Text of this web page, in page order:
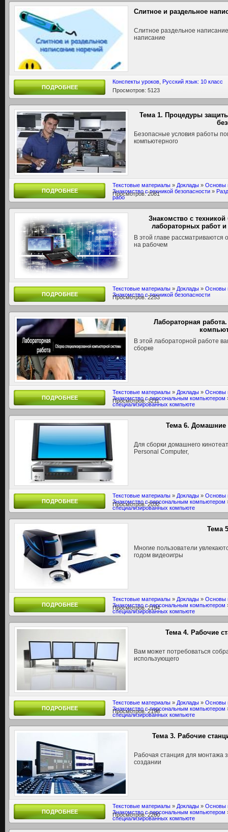
Слитное и раздельное
Слитное раздельное
написание
ПОДРОБНЕЕ
Конспекты уроков Русский язык: 10 класс
Просмотров: 5123
Тема 1. Процедуры
Безопасные условия работы
компьютерного
ПОДРОБНЕЕ
Текстовые материалы » Доклады » Основы
Знакомство с техникой безопасности »
рабо
Просмотров: 2081
Знакомство с
лабораторных работ
В этой главе
на рабочем
ПОДРОБНЕЕ
Текстовые материалы » Доклады » Основы
Знакомство с техникой безопасности
Просмотров: 2253
Лабораторная
В этой лабораторной работе
сборке
ПОДРОБНЕЕ
Текстовые материалы » Доклады » Основы
Знакомство с персональным компьютером
специализированных компьюте
Просмотров: 3211
Тема 6. Домашние
Для сборки домашнего
Personal Computer,
ПОДРОБНЕЕ
Текстовые материалы » Доклады » Основы
Знакомство с персональным компьютером
специализированных компьюте
Просмотров: 2032
Тема
Многие пользователи
годом видеоигры
ПОДРОБНЕЕ
Текстовые материалы » Доклады » Основы
Знакомство с персональным компьютером
специализированных компьюте
Просмотров: 2194
Тема 4. Рабочие
Вам может потребоваться
использующего
ПОДРОБНЕЕ
Текстовые материалы » Доклады » Основы
Знакомство с персональным компьютером
специализированных компьюте
Просмотров: 2198
Тема 3. Рабочие
Рабочая станция для монтажа
создании
ПОДРОБНЕЕ
Текстовые материалы » Доклады » Основы
Знакомство с персональным компьютером
специализированных компьюте
Просмотров: 2260